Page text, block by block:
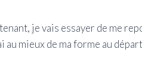
je vais essayer de me
au mieux de ma forme au